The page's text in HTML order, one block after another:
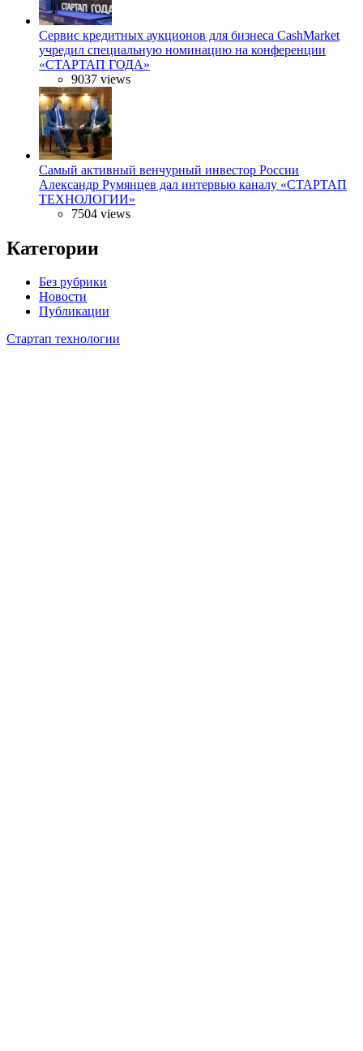
Сервис кредитных аукционов для бизнеса CashMarket
учредил специальную номинацию на конференции
«СТАРТАП ГОДА»
9037 views
Самый активный венчурный инвестор России
Александр Румянцев дал интервью каналу «СТАРТАП
ТЕХНОЛОГИИ»
7504 views
Категории
Без рубрики
Новости
Публикации
Стартап технологии